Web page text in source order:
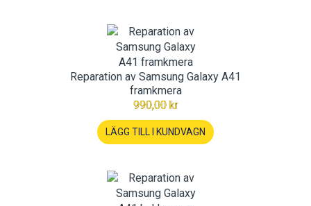
Reparation av Samsung Galaxy A41
framkmera
990,00 kr
LÄGG TILL I KUNDVAGN